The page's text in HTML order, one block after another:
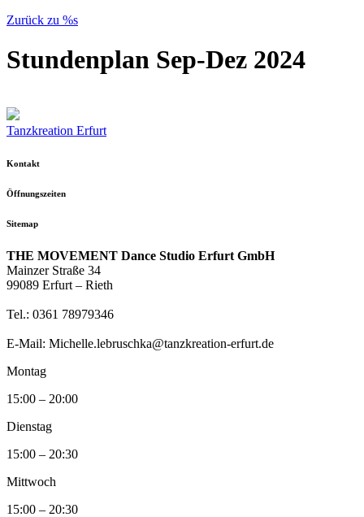
Zurück zu %s
Stundenplan Sep-Dez 2024
Tanzkreation Erfurt
Kontakt
Öffnungszeiten
Sitemap
THE MOVEMENT Dance Studio Erfurt GmbH
Mainzer Straße 34
99089 Erfurt – Rieth
Tel.: 0361 78979346
E-Mail: Michelle.lebruschka@tanzkreation-erfurt.de
Montag
15:00 – 20:00
Dienstag
15:00 – 20:30
Mittwoch
15:00 – 20:30